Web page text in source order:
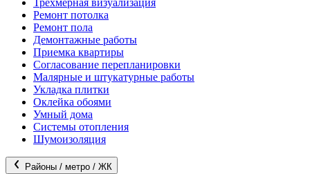
Трехмерная визуализация
Ремонт потолка
Ремонт пола
Демонтажные работы
Приемка квартиры
Согласование перепланировки
Малярные и штукатурные работы
Укладка плитки
Оклейка обоями
Умный дома
Системы отопления
Шумоизоляция
Районы / метро / ЖК